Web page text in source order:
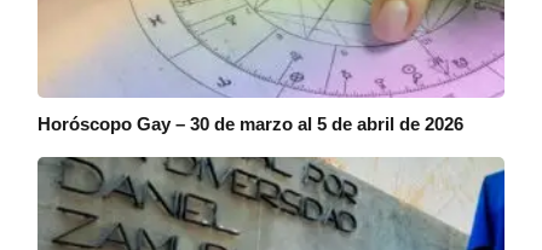
Horóscopo Gay – 30 de marzo al 5 de abril de 2026